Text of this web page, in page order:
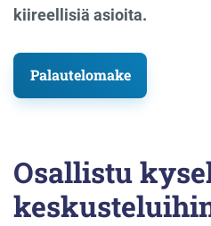
kiireellisiä asioita.
Palautelomake
Osallistu